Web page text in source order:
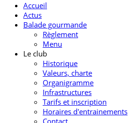
Accueil
Actus
Balade gourmande
Règlement
Menu
Le club
Historique
Valeurs, charte
Organigramme
Infrastructures
Tarifs et inscription
Horaires d'entrainements
Contact